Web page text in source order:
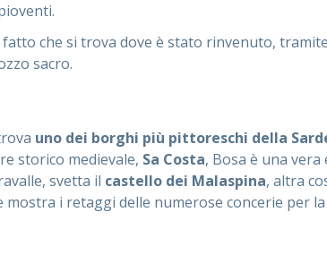
che si trova dove è stato rinvenuto,
sacro.
uno dei borghi più pittoreschi della
storico medievale, Sa Costa, Bosa è una
svetta il castello dei Malaspina, altra
mostra i retaggi delle numerose concerie per